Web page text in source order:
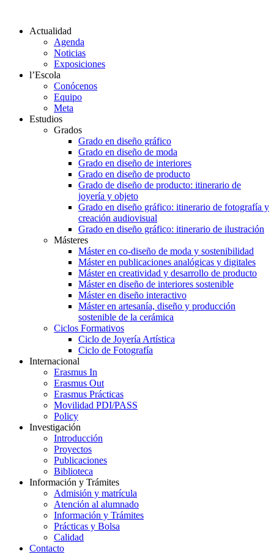
Actualidad
Agenda
Noticias
Exposiciones
l’Escola
Conócenos
Equipo
Meta
Estudios
Grados
Grado en diseño gráfico
Grado en diseño de moda
Grado en diseño de interiores
Grado en diseño de producto
Grado de diseño de producto: itinerario de
joyería y objeto
Grado en diseño gráfico: itinerario de fotografía y
creación audiovisual
Grado en diseño gráfico: itinerario de ilustración
Másteres
Máster en co-diseño de moda y sostenibilidad
Máster en publicaciones analógicas y digitales
Máster en creatividad y desarrollo de producto
Máster en diseño de interiores sostenible
Máster en diseño interactivo
Máster en artesanía, diseño y producción
sostenible de la cerámica
Ciclos Formativos
Ciclo de Joyería Artística
Ciclo de Fotografía
Internacional
Erasmus In
Erasmus Out
Erasmus Prácticas
Movilidad PDI/PASS
Policy
Investigación
Introducción
Proyectos
Publicaciones
Biblioteca
Información y Trámites
Admisión y matrícula
Atención al alumnado
Información y Trámites
Prácticas y Bolsa
Calidad
Contacto